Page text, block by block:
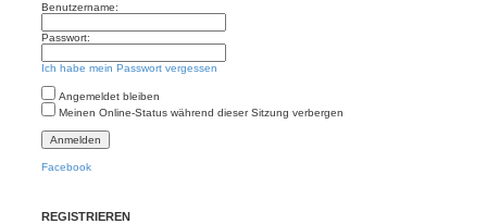
Benutzername:
Passwort:
Ich habe mein Passwort vergessen
Angemeldet bleiben
Meinen Online-Status während dieser Sitzung verbergen
Facebook
REGISTRIEREN